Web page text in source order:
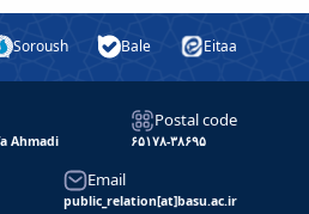
Soroush Bale Eitaa
Ahmadi
Postal code
۶۵۱۷۸-۳۸۶۹۵
Email
public_relation[at]basu.ac.ir